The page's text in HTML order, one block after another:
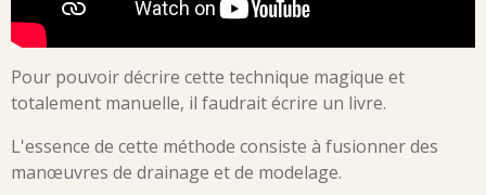
Pour pouvoir décrire cette technique magique et
totalement manuelle, il faudrait écrire un livre.
L'essence de cette méthode consiste à fusionner des
manœuvres de drainage et de modelage.